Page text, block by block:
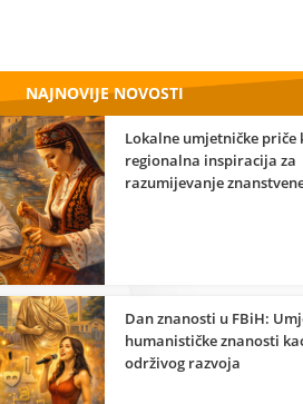
NAJNOVIJE NOVOSTI
Lokalne umjetničke priče
regionalna inspiracija za
razumijevanje
Dan znanosti u FBiH:
humanističke znanosti
održivog razvoja